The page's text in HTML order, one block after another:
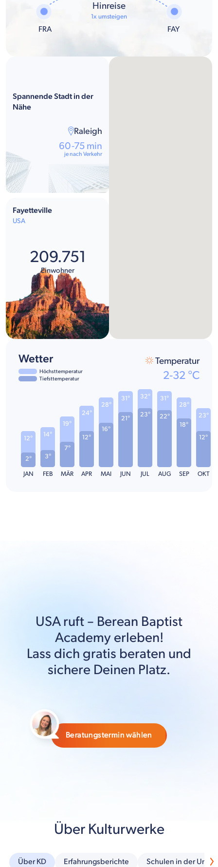
FRA
Hinreise
1x umsteigen
FAY
Spannende Stadt in der
Nähe
Raleigh
60-75 min
je nach Verkehr
Fayetteville
USA
209.751
Einwohner
Wetter
Höchsttemperatur
Tiefsttemperatur
Temperatur
2-32 °C
2°
12°
JAN
3°
14°
FEB
7°
19°
MÄR
12°
24°
APR
16°
28°
MAI
21°
31°
JUN
23°
32°
JUL
22°
31°
AUG
18°
28°
SEP
12°
23°
OKT
USAruft – Berean Baptist
Academyerleben!
Lass dich gratis beraten und
sichere Deinen Platz.
Beratungstermin wählen
Über Kulturwerke
Über KD Erfahrungsberichte Schulen in der